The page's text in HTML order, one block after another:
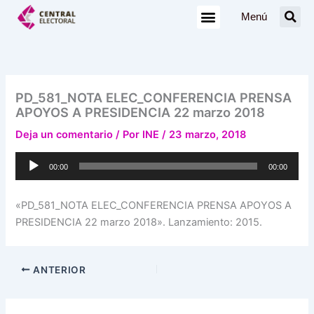
Menú
PD_581_NOTA ELEC_CONFERENCIA PRENSA
APOYOS A PRESIDENCIA 22 marzo 2018
Deja un comentario / Por INE/ 23 marzo, 2018
Reproductor
00:00 00:00
«PD_581_NOTA ELEC_CONFERENCIA PRENSA APOYOS A
PRESIDENCIA 22 marzo 2018». Lanzamiento: 2015.
ANTERIOR